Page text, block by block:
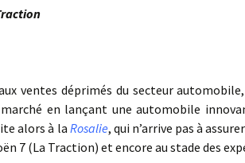
déprimés du secteur automobile,
en lançant une automobile
alors à la Rosalie, qui n’arrive pas à
7 (La Traction) et encore au stade des